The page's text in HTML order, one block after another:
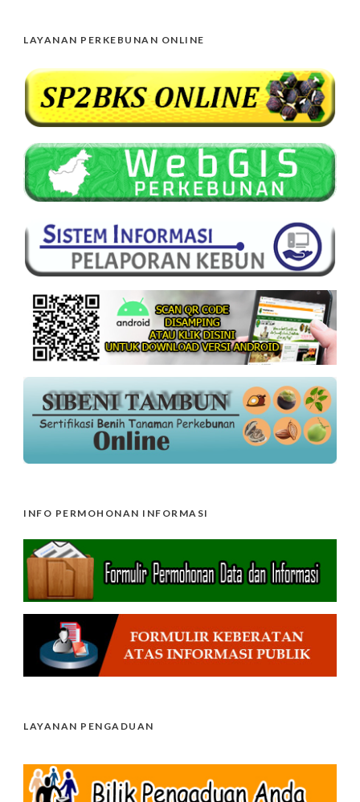
LAYANAN PERKEBUNAN ONLINE
INFO PERMOHONAN INFORMASI
LAYANAN PENGADUAN